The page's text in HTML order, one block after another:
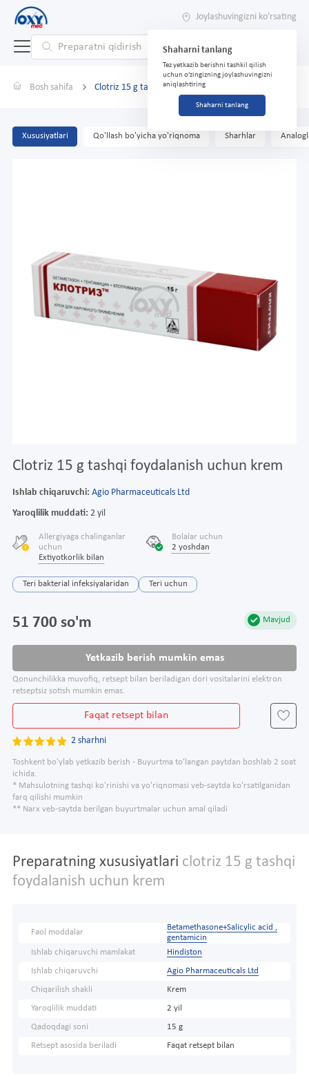
Joylashuvingizni ko'rsating
Shaharni tanlang
Tez yetkazib berishni tashkil qilish
uchun o'zingizning joylashuvingizni
aniqlashtiring
Shaharni tanlang
Bosh sahifa Clotriz 15 g tashqi foydalanish uchun krem
Xususiyatlari Qo'llash bo'yicha yo'riqnoma Sharhlar
Clotriz 15 g tashqi foydalanish uchun krem
Ishlab chiqaruvchi: Agio Pharmaceuticals Ltd
Yaroqlilik muddati: 2 yil
Allergiyaga chalinganlar
uchun
Extiyotkorlik bilan
Bolalar uchun
2 yoshdan
Teri bakterial infeksiyalaridan Teri uchun
Mavjud
51 700 so'm
Yetkazib berish mumkin emas
Qonunchilikka muvofiq, retsept bilan beriladigan dori vositalarini elektron
retseptsiz sotish mumkin emas.
Faqat retsept bilan
2 sharhni
Toshkent bo'ylab yetkazib berish - Buyurtma to'langan paytdan boshlab 2 soat
ichida.
* Mahsulotning tashqi ko'rinishi va yo'riqnomasi veb-saytda ko'rsatilganidan
farq qilishi mumkin
** Narx veb-saytda berilgan buyurtmalar uchun amal qiladi
Preparatning xususiyatlari clotriz 15 g tashqi
foydalanish uchun krem
Faol moddalar
Betamethasone+Salicylic acid ,
gentamicin
Ishlab chiqaruvchi mamlakat
Hindiston
Ishlab chiqaruvchi Agio Pharmaceuticals Ltd
Chiqarilish shakli Krem
Yaroqlilik muddati 2 yil
Qadoqdagi soni 15 g
Retsept asosida beriladi Faqat retsept bilan